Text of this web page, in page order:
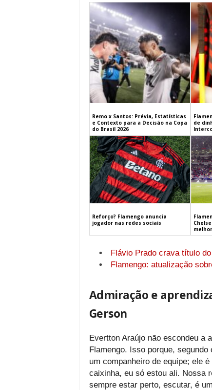
Remo x Santos: Prévia, Estatísticas
e Contexto para a Decisão na Copa
do Brasil 2026
de
Reforço? Flamengo anuncia
jogador nas redes sociais
Flávio Prado crava título
Flamengo: atualização
Admiração e
Gerson
Evertton Araújo não escondeu a
Flamengo. Isso porque,
um companheiro de equipe; ele
caixinha, eu só estou ali. Nossa
sempre estar perto, escutar, é